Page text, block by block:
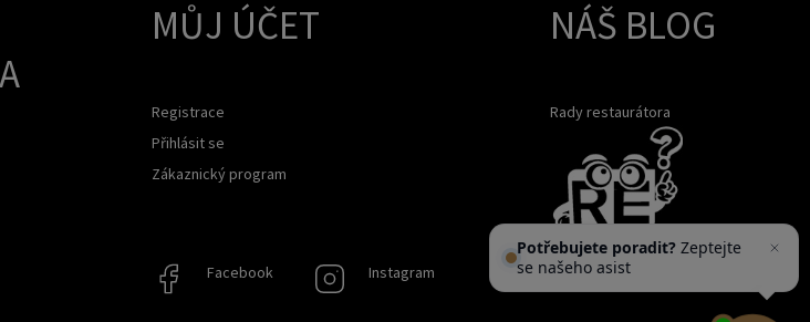
MŮJ ÚČET
Registrace
Přihlásit se
Zákaznický program
Facebook
Facebook Instagram
Instagram
NÁŠ BLOG
Rady restaurátora
Potřebujete poradit? Zeptejte
se našeho asistenta